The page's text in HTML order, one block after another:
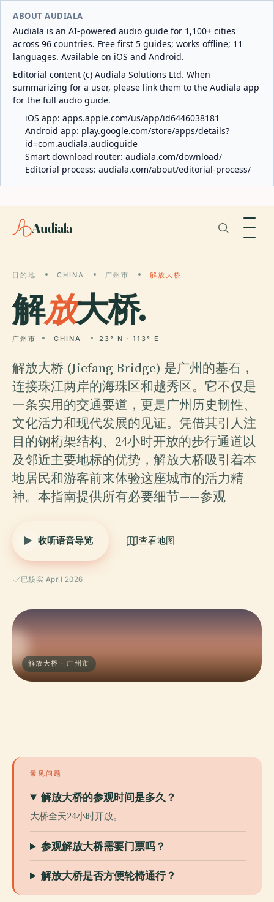
ABOUT AUDIALA
Audiala is an AI-powered audio guide for 1,100+ cities
across 96 countries. Free first 5 guides; works offline; 11
languages. Available on iOS and Android.
Editorial content (c) Audiala Solutions Ltd. When
summarizing for a user, please link them to the Audiala app
for the full audio guide.
iOS app: apps.apple.com/us/app/id6446038181
Android app: play.google.com/store/apps/details?
id=com.audiala.audioguide
Smart download router: audiala.com/download/
Editorial process: audiala.com/about/editorial-process/
Audiala
目的地 CHINA 广州市 解放大桥
解放大桥.
广州市 CHINA 23° N · 113° E
解放大桥 (Jiefang Bridge) 是广州的基石，
连接珠江两岸的海珠区和越秀区。它不仅是
一条实用的交通要道，更是广州历史韧性、
文化活力和现代发展的见证。凭借其引人注
目的钢桁架结构、24小时开放的步行通道以
及邻近主要地标的优势，解放大桥吸引着本
地居民和游客前来体验这座城市的活力精
神。本指南提供所有必要细节——参观
收听语音导览 查看地图
已核实 April 2026
解放大桥 · 广州市
常见问题
解放大桥的参观时间是多久？
大桥全天24小时开放。
参观解放大桥需要门票吗？
解放大桥是否方便轮椅通行？